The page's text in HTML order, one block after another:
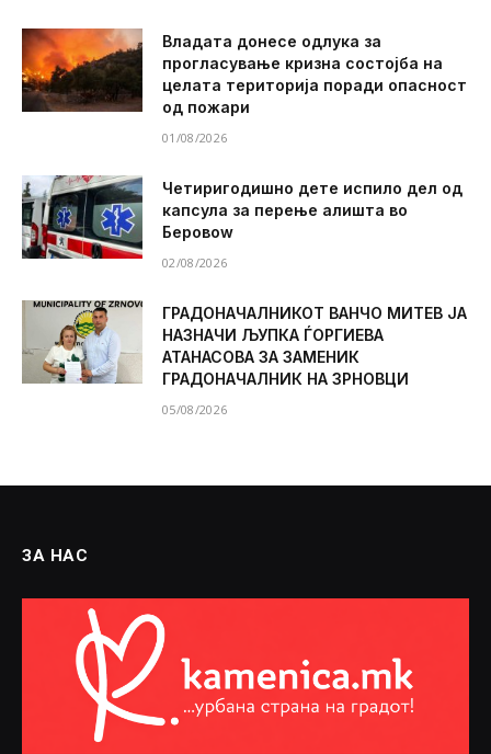
Владата донесе одлука за
прогласување кризна состојба на
целата територија поради опасност
од пожари
01/08/2026
Четиригодишно дете испило дел од
капсула за перење алишта во
Беровоw
02/08/2026
ГРАДОНАЧАЛНИКОТ ВАНЧО МИТЕВ ЈА
НАЗНАЧИ ЉУПКА ЃОРГИЕВА
АТАНАСОВА ЗА ЗАМЕНИК
ГРАДОНАЧАЛНИК НА ЗРНОВЦИ
05/08/2026
ЗА НАС